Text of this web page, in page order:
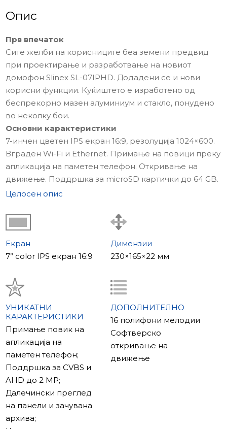
Опис
Прв впечаток
Сите желби на корисниците беа земени предвид
при проектирање и разработвање на новиот
домофон Slinex SL-07IPHD. Додадени се и нови
корисни функции. Куќиштето е изработено од
беспрекорно мазен алуминиум и стакло, понудено
во неколку бои.
Основни карактеристики
7-инчен цветен IPS екран 16:9, резолуција 1024×600.
Вграден Wi-Fi и Ethernet. Примање на повици преку
апликација на паметен телефон. Откривање на
движење. Поддршка за microSD картички до 64 GB.
16 полифонски мелодии. Поддршка за CVBS и AHD
Slinex SL-07IPHD е усвојувашен IP домофон со
елегантен дизајн.
Целосен опис
Екран
7” color IPS екран 16:9
Димензии
230×165×22 мм
УНИКАТНИ
КАРАКТЕРИСТИКИ
Примање повик на
апликација на
паметен телефон;
Поддршка за CVBS и
AHD до 2 MP;
Далечински преглед
на панели и зачувана
архива;
ДОПОЛНИТЕЛНО
16 полифони мелодии
Софтверско
откривање на
движење